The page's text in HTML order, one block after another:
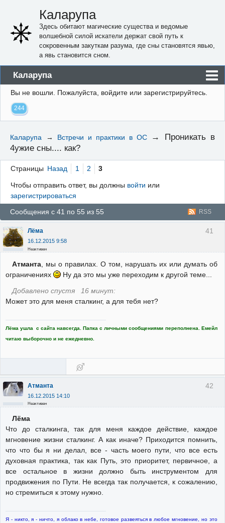
Каларупа
Здесь обитают магические существа и ведомые
волшебной силой искатели держат свой путь к
сокровенным закуткам разума, где сны становятся явью,
а явь становится сном.
Каларупа
Блог
Форум
Правила
Регистрация
Вход
Вы не вошли. Пожалуйста, войдите или зарегистрируйтесь.
244
Каларупа → Встречи и практики в ОС → Проникать в
4ужие сны.... как?
Страницы Назад 1 2 3
Чтобы отправить ответ, вы должны войти или
зарегистрироваться
RSS
Сообщения с 41 по 55 из 55
41
Лёма
16.12.2015 9:58
Неактивен
Атманта, мы о правилах. О том, нарушать их или думать об
ограничениях
Ну да это мы уже переходим к другой теме...
Добавлено спустя 16 минут:
Может это для меня сталкинг, а для тебя нет?
Лёма ушла с сайта навсегда. Папка с личными сообщениями переполнена. Емейл
читаю выборочно и не ежедневно.
42
Атманта
16.12.2015 14:10
Неактивен
Лёма
Что до сталкинга, так для меня каждое действие, каждое
мгновение жизни сталкинг. А как иначе? Приходится помнить,
что что бы я ни делал, все - часть моего пути, что все есть
духовная практика, так как Путь, это приоритет, первичное, а
все остальное в жизни должно быть инструментом для
продвижения по Пути. Не всегда так получается, к сожалению,
но стремиться к этому нужно.
Я - никто, я - ничто, я облако в небе, готовое развеяться в любое мгновение, но это